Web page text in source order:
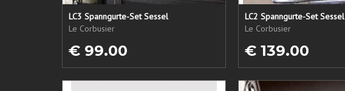
LC3 Spanngurte-Set Sessel
Le Corbusier
€ 99.00
LC2 Spanngurte-Set Sessel
Le Corbusier
€ 139.00